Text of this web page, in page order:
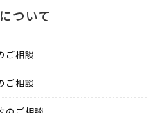
ついて
ご相談
ご相談